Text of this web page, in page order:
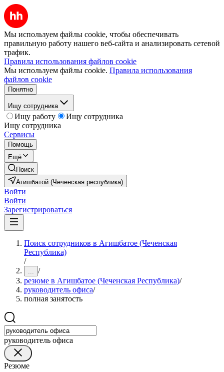
Мы используем файлы cookie, чтобы обеспечивать
правильную работу нашего веб-сайта и анализировать сетевой
трафик.
Правила использования файлов cookie
Мы используем файлы cookie. Правила использования
файлов cookie
Понятно
Ищу сотрудника
Ищу работу
Ищу сотрудника
Ищу сотрудника
Сервисы
Помощь
Ещё
Поиск
Агишбатой (Чеченская республика)
Войти
Войти
Зарегистрироваться
Поиск сотрудников в Агишбатое (Чеченская
Республика)
/
... /
резюме в Агишбатое (Чеченская Республика)/
руководитель офиса/
полная занятость
руководитель офиса
Резюме